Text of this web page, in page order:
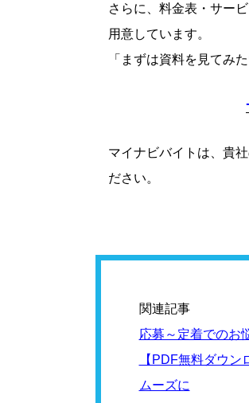
さらに、料金表・サー
用意しています。
「まずは資料を見てみ
マイナビバイトは、貴
ださい。
関連記事
応募～定着でのお
【PDF無料ダウ
ムーズに